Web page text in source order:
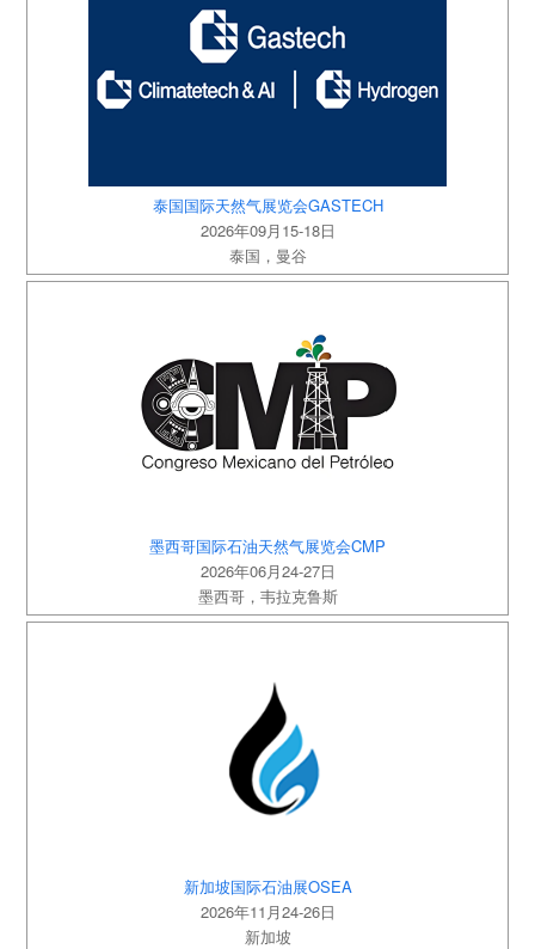
泰国国际天然气展览会GASTECH
2026年09月15-18日
泰国，曼谷
墨西哥国际石油天然气展览会CMP
2026年06月24-27日
墨西哥，韦拉克鲁斯
新加坡国际石油展OSEA
2026年11月24-26日
新加坡